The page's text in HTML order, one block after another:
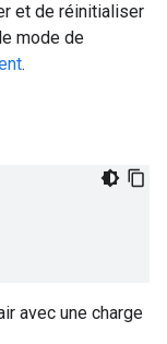
et de réinitialiser
mode de
.
avec une charge